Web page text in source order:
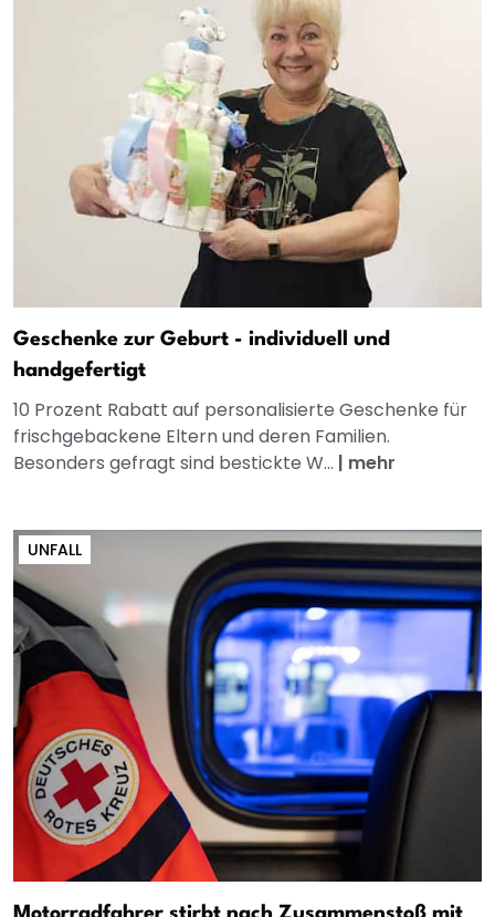
Geschenke zur Geburt - individuell und
handgefertigt
10 Prozent Rabatt auf personalisierte Geschenke für
frischgebackene Eltern und deren Familien.
Besonders gefragt sind bestickte W... | mehr
UNFALL